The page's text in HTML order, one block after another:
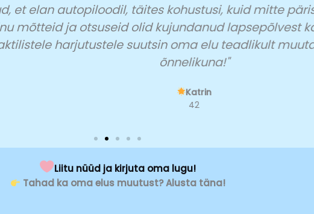
täites kohustusi, kuid mitte päriselt nautides
olid kujundanud lapsepõlvest kaasa võetud
suutsin oma elu teadlikult muuta ja nüüd
Liitu nüüd ja kirjuta oma lugu!
Tahad ka oma elus muutust? Alusta täna!